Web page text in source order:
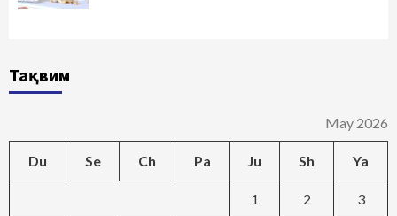
Тақвим
May 2026
Du Se Ch Pa Ju Sh Ya
1 2 3